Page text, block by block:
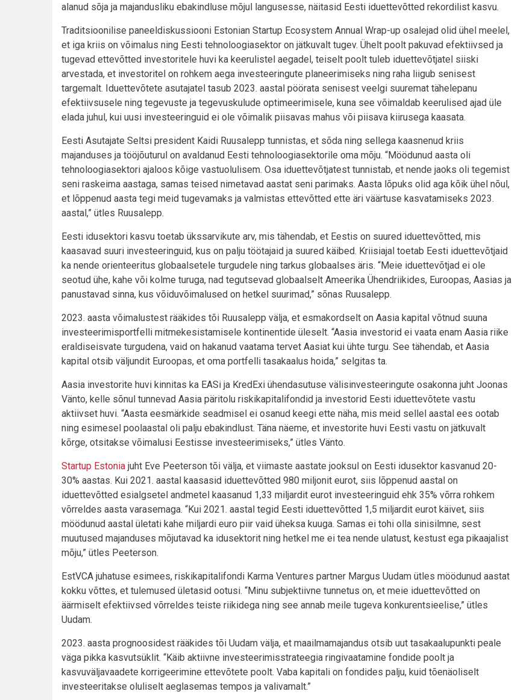
alanud sõja ja majandusliku ebakindluse mõjul langusesse, näitasid Eesti iduettevõtted rekordilist kasvu.
Traditsioonilise paneeldiskussiooni Estonian Startup Ecosystem Annual Wrap-up osalejad olid ühel meelel,
et iga kriis on võimalus ning Eesti tehnoloogiasektor on jätkuvalt tugev. Ühelt poolt pakuvad efektiivsed ja
tugevad ettevõtted investoritele huvi ka keerulistel aegadel, teiselt poolt tuleb iduettevõtjatel siiski
arvestada, et investoritel on rohkem aega investeeringute planeerimiseks ning raha liigub senisest
targemalt. Iduettevõtete asutajatel tasub 2023. aastal pöörata senisest veelgi suuremat tähelepanu
efektiivsusele ning tegevuste ja tegevuskulude optimeerimisele, kuna see võimaldab keerulised ajad üle
elada juhul, kui uusi investeeringuid ei ole võimalik piisavas mahus või piisava kiirusega kaasata.
Eesti Asutajate Seltsi president Kaidi Ruusalepp tunnistas, et sõda ning sellega kaasnenud kriis
majanduses ja tööjõuturul on avaldanud Eesti tehnoloogiasektorile oma mõju. “Möödunud aasta oli
tehnoloogiasektori ajaloos kõige vastuolulisem. Osa iduettevõtjatest tunnistab, et nende jaoks oli tegemist
seni raskeima aastaga, samas teised nimetavad aastat seni parimaks. Aasta lõpuks olid aga kõik ühel nõul,
et lõppenud aasta tegi meid tugevamaks ja valmistas ettevõtted ette äri väärtuse kasvatamiseks 2023.
aastal,” ütles Ruusalepp.
Eesti idusektori kasvu toetab ükssarvikute arv, mis tähendab, et Eestis on suured iduettevõtted, mis
kaasavad suuri investeeringuid, kus on palju töötajaid ja suured käibed. Kriisiajal toetab Eesti iduettevõtjaid
ka nende orienteeritus globaalsetele turgudele ning tarkus globaalses äris. “Meie iduettevõtjad ei ole
seotud ühe, kahe või kolme turuga, nad tegutsevad globaalselt Ameerika Ühendriikides, Euroopas, Aasias ja
panustavad sinna, kus võiduvõimalused on hetkel suurimad,” sõnas Ruusalepp.
2023. aasta võimalustest rääkides tõi Ruusalepp välja, et esmakordselt on Aasia kapital võtnud suuna
investeerimisportfelli mitmekesistamisele kontinentide üleselt. “Aasia investorid ei vaata enam Aasia riike
eraldiseisvate turgudena, vaid on hakanud vaatama tervet Aasiat kui ühte turgu. See tähendab, et Aasia
kapital otsib väljundit Euroopas, et oma portfelli tasakaalus hoida,” selgitas ta.
Aasia investorite huvi kinnitas ka EASi ja KredExi ühendasutuse välisinvesteeringute osakonna juht Joonas
Vänto, kelle sõnul tunnevad Aasia päritolu riskikapitalifondid ja investorid Eesti iduettevõtete vastu
aktiivset huvi. “Aasta eesmärkide seadmisel ei osanud keegi ette näha, mis meid sellel aastal ees ootab
ning esimesel poolaastal oli palju ebakindlust. Täna näeme, et investorite huvi Eesti vastu on jätkuvalt
kõrge, otsitakse võimalusi Eestisse investeerimiseks,” ütles Vänto.
Startup Estonia juht Eve Peeterson tõi välja, et viimaste aastate jooksul on Eesti idusektor kasvanud 20-
30% aastas. Kui 2021. aastal kaasasid iduettevõtted 980 miljonit eurot, siis lõppenud aastal on
iduettevõtted esialgsetel andmetel kaasanud 1,33 miljardit eurot investeeringuid ehk 35% võrra rohkem
võrreldes aasta varasemaga. “Kui 2021. aastal tegid Eesti iduettevõtted 1,5 miljardit eurot käivet, siis
möödunud aastal ületati kahe miljardi euro piir vaid üheksa kuuga. Samas ei tohi olla sinisilmne, sest
muutused majanduses mõjutavad ka idusektorit ning hetkel me ei tea nende ulatust, kestust ega pikaajalist
mõju,” ütles Peeterson.
EstVCA juhatuse esimees, riskikapitalifondi Karma Ventures partner Margus Uudam ütles möödunud aastat
kokku võttes, et tulemused ületasid ootusi. “Minu subjektiivne tunnetus on, et meie iduettevõtted on
äärmiselt efektiivsed võrreldes teiste riikidega ning see annab meile tugeva konkurentsieelise,” ütles
Uudam.
2023. aasta prognoosidest rääkides tõi Uudam välja, et maailmamajandus otsib uut tasakaalupunkti peale
väga pikka kasvutsüklit. “Käib aktiivne investeerimisstrateegia ringivaatamine fondide poolt ja
kasvuväljavaadete korrigeerimine ettevõtete poolt. Vaba kapitali on fondides palju, kuid tõenäoliselt
investeeritakse oluliselt aeglasemas tempos ja valivamalt.”